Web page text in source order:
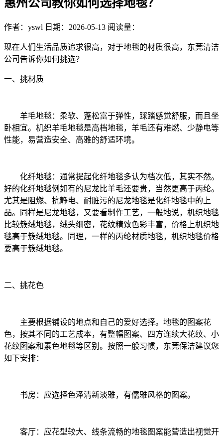
惠州公司教你如何选择地毯？
作者：yswl 日期：2026-05-13 阅读量：
现在人们生活品质追求很高，对于地毯的材质很高，东莞清洁
公司告诉你如何挑选？
一、挑材质
羊毛地毯：柔软、蓬松富于弹性，踩踏感觉舒服，而且坐
卧相宜。机织羊毛地毯是高档地毯，羊毛还有难燃、少静电等
性能，易营造安全、高雅的舒适环境。
化纤地毯：通常提起化纤地毯多认为档次低，其实不然。
好的化纤地毯例如有的尼龙比羊毛还要贵，当然更高于丙纶。
尤其是阻燃、抗静电、耐脏污的尼龙地毯是化纤地毯中的上
品。同样是尼龙地毯，又要看制作工艺，一般地说，机织地毯
比较簇绒地毯，绒头细密，花纹精致色彩丰富，价格上机织地
毯高于簇绒地毯。同理，一样的丙纶材质地毯，机织地毯价格
要高于簇绒地毯。
二、挑花色
主要根据铺设的地点和自己的爱好选择。地毯的图案花
色，按其不同的工艺成本，有整幅图案、四方连续大花纹、小
花纹图案和素色地毯等区别。按照一般习惯，东莞保洁建议您
如下安排：
书房：应选择色泽清新淡雅，有儒雅风格的图案。
客厅：应花型较大、线条流畅的地毯图案能营造出视觉开